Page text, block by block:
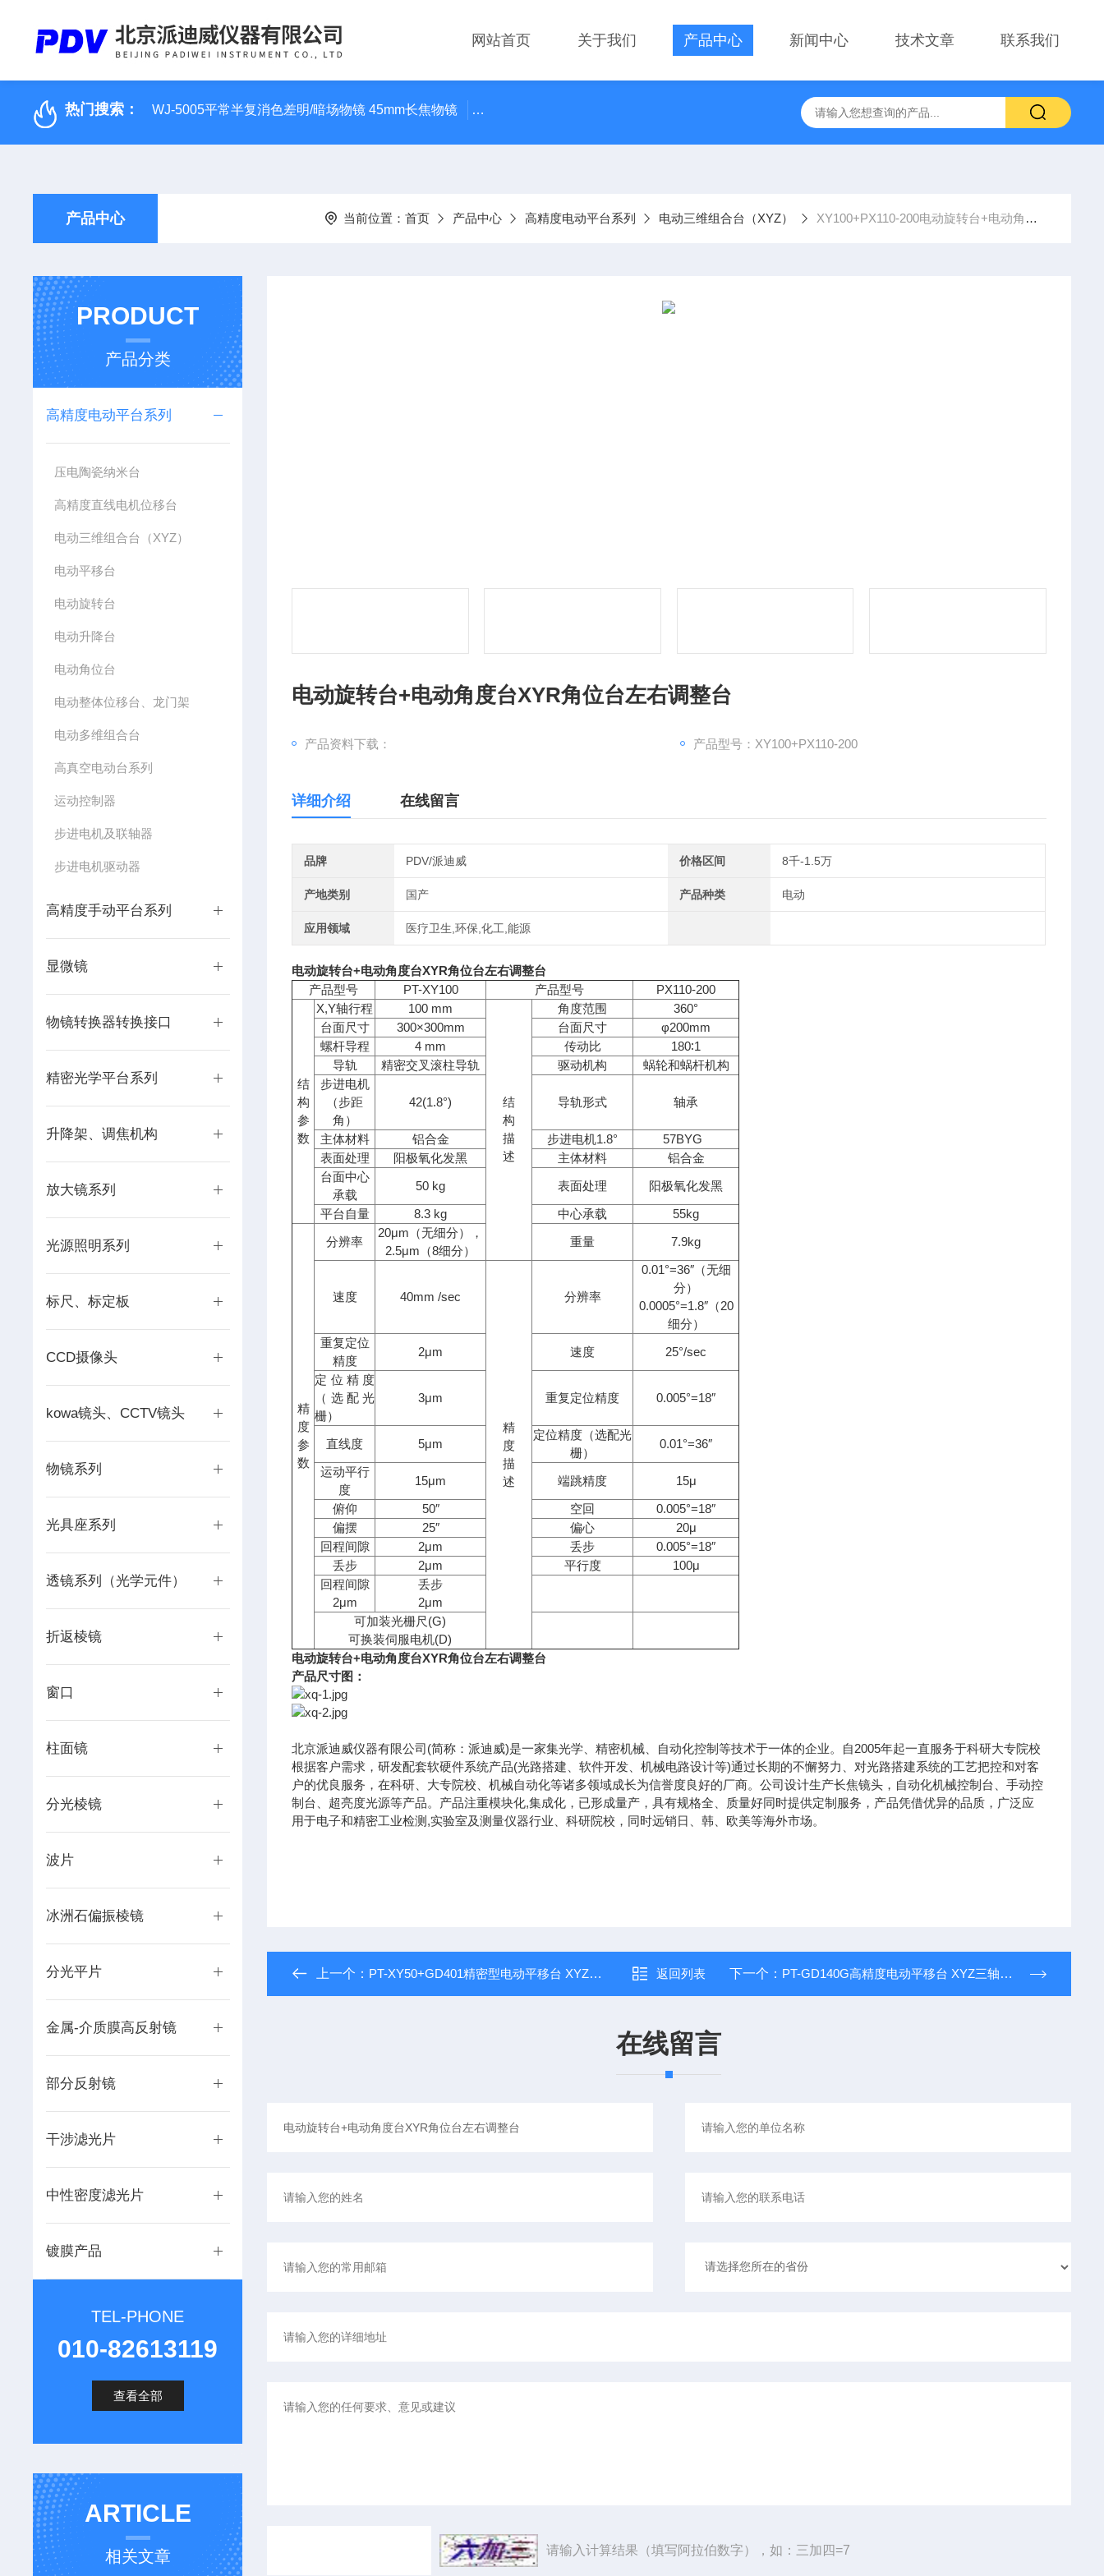
网站首页 关于我们 产品中心 新闻中心 技术文章 联系我们
热门搜索： WJ-5005平常半复消色差明/暗场物镜 45mm长焦物镜 LMPLN-IR/LCPLN-IR奥林巴斯红外线观察用显微镜物镜 PT-GD402电动升降台、位移台 电动滑台升降桌
产品中心 当前位置：首页 产品中心 高精度电动平台系列 电动三维组合台（XYZ） XY100+PX110-200电动旋转台+电动角度台XYR角位台左右调整台
PRODUCT
产品分类
高精度电动平台系列
压电陶瓷纳米台
高精度直线电机位移台
电动三维组合台（XYZ）
电动平移台
电动旋转台
电动升降台
电动角位台
电动整体位移台、龙门架
电动多维组合台
高真空电动台系列
运动控制器
步进电机及联轴器
步进电机驱动器
高精度手动平台系列
显微镜
物镜转换器转换接口
精密光学平台系列
升降架、调焦机构
放大镜系列
光源照明系列
标尺、标定板
CCD摄像头
kowa镜头、CCTV镜头
物镜系列
光具座系列
透镜系列（光学元件）
折返棱镜
窗口
柱面镜
分光棱镜
波片
冰洲石偏振棱镜
分光平片
金属-介质膜高反射镜
部分反射镜
干涉滤光片
中性密度滤光片
镀膜产品
TEL-PHONE
010-82613119
查看全部
ARTICLE
相关文章
电动旋转台+电动角度台XYR角位台左右调整台
产品资料下载： 产品型号：XY100+PX110-200
详细介绍 在线留言
品牌 PDV/派迪威 价格区间 8千-1.5万
产地类别 国产 产品种类 电动
应用领域 医疗卫生,环保,化工,能源
电动旋转台+电动角度台XYR角位台左右调整台
产品型号
PT-XY100 产品型号 PX110-200
结
构
参
数
X,Y轴行程 100 mm
结
构
描
述
角度范围
360°
台面尺寸
300×300mm 台面尺寸
φ200mm
螺杆导程
4 mm 传动比 180∶1
导轨
精密交叉滚柱导轨 驱动机构
蜗轮和蜗杆机构
步进电机
（步距
角）
42(1.8°) 导轨形式 轴承
主体材料 铝合金 步进电机1.8°
57BYG
表面处理
阳极氧化发黑 主体材料
铝合金
台面中心
承载
50 kg 表面处理
阳极氧化发黑
平台自量
8.3 kg 中心承载 55kg
精
度
参
数
分辨率
20μm （无细分），
2.5μm （8细分）
重量 7.9kg
速度 40mm /sec
精
度
描
述
分辨率
0.01°=36″（无细
分）
0.0005°=1.8″（20
细分）
重复定位
精度
2μm 速度
25°/sec
定位精度
（选配光
栅）
3μm 重复定位精度 0.005°=18″
直线度 5μm
定位精度（选配光
栅）
0.01°=36″
运动平行
度
15μm 端跳精度
15μ
俯仰
50″ 空回
0.005°=18″
偏摆
25″ 偏心
20μ
回程间隙
2μm 丢步
0.005°=18″
丢步
2μm 平行度
100μ
回程间隙
2μm
丢步
2μm
可加装光栅尺 (G)
可换装伺服电机(D)
电动旋转台+电动角度台XYR角位台左右调整台
产品尺寸图：
北京派迪威仪器有限公司(简称：派迪威)是一家集光学、精密机械、自动化控制等技术于一体的企业。自2005年起一直服务于科研大专院校
根据客户需求，研发配套软硬件系统产品(光路搭建、软件开发、机械电路设计等)通过长期的不懈努力、对光路搭建系统的工艺把控和对客
户的优良服务，在科研、大专院校、机械自动化等诸多领域成长为信誉度良好的厂商。公司设计生产长焦镜头，自动化机械控制台、手动控
制台、超亮度光源等产品。产品注重模块化,集成化，已形成量产，具有规格全、质量好同时提供定制服务，产品凭借优异的品质，广泛应
用于电子和精密工业检测,实验室及测量仪器行业、科研院校，同时远销日、韩、欧美等海外市场。
上一个： PT-XY50+GD401精密型电动平移台 XYZ组合台 Z轴升降XY平台 返回列表 下一个： PT-GD140G高精度电动平移台 XYZ三轴位移台
在线留言
请输入计算结果（填写阿拉伯数字），如：三加四=7